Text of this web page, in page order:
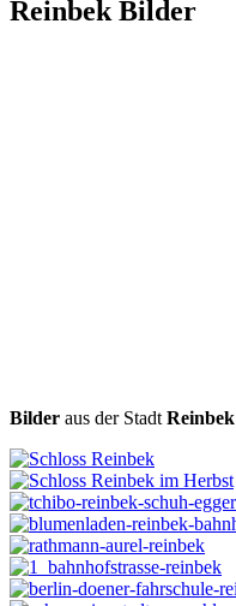
Reinbek Bilder
Bilder aus der Stadt Reinbek